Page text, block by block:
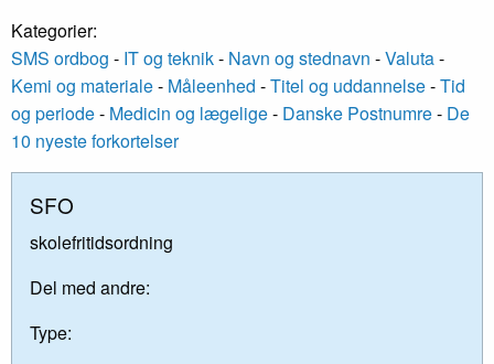
Kategorier:
SMS ordbog - IT og teknik- Navn og stednavn -Valuta-
Kemi og materiale- Måleenhed -Titel og uddannelse-Tid
og periode- Medicin og lægelige- Danske Postnumre- De
10 nyeste forkortelser
SFO
skolefritidsordning
Del med andre:
Type: